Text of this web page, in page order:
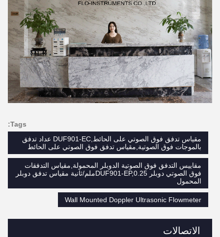
الاتصالات
Tags:
مقياس تدفق فوق الصوتي على الحائط,DUF901-EC عداد تدفق
بالموجات فوق الصوتية,مقياس تدفق فوق الصوتي على الحائط
مقاييس التدفق فوق الصوتية الدوبلر المحمولة,مقياس التدفقات
فوق الصوتي دوبلر DUF901-EP,0.25ملم/ثانية مقياس تدفق دوبلر
المحمول
Wall Mounted Doppler Ultrasonic Flowmeter